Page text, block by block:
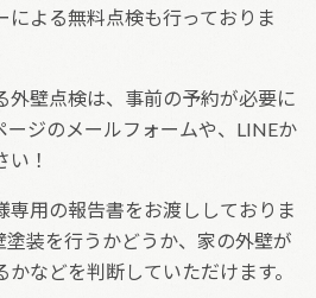
による無料点検も行っておりま
外壁点検は、事前の予約が必要に
ージのメールフォームや、LINEか
！
専用の報告書をお渡ししておりま
塗装を行うかどうか、家の外壁が
などを判断していただけます。